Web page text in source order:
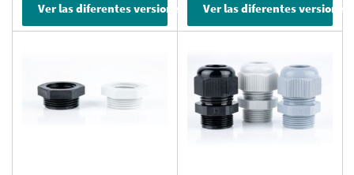
Ver las diferentes versiones Ver las diferentes versiones